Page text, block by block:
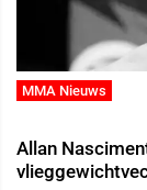
MMA Nieuws
Allan